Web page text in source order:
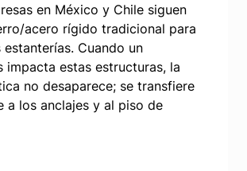
en México y Chile siguen
acero rígido tradicional para
Cuando un
impacta estas estructuras, la
no desaparece; se transfiere
a los anclajes y al piso de